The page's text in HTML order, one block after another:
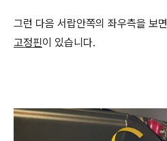
그런 다음 서랍안쪽의 좌우측을 보면
고정핀이 있습니다.